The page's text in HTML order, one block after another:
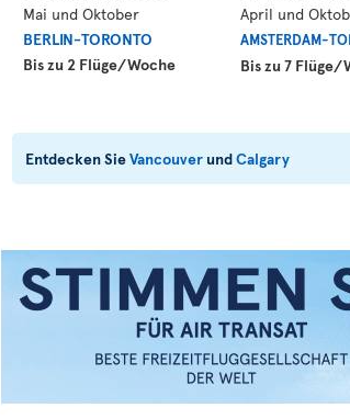
Mai und Oktober
BERLIN-TORONTO
Bis zu 2 Flüge/Woche
April und
AMSTERDAM-
Bis zu 7 Flüge/
Entdecken SieVancouver undCalgary